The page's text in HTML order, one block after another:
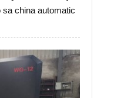
china automatic